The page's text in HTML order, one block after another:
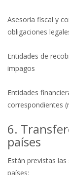
Asesoría fiscal y
obligaciones
Entidades de
impagos
Entidades
correspondientes
6.
países
Están previstas
países: